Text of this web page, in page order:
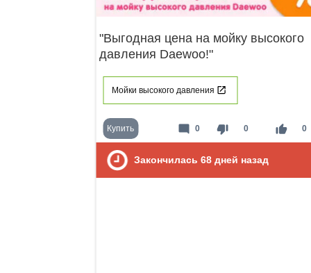
"Выгодная цена на мойку высокого
давления Daewoo!"
Мойки высокого давления
Купить thumb_down 0 thumb_up 0
mode_comment 0
Закончилась 68 дней назад